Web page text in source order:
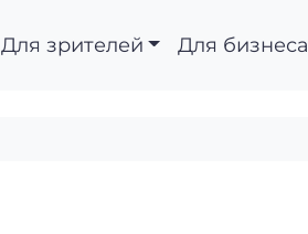
Для зрителей Для бизнеса